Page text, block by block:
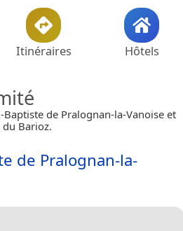
Itinéraires Hôtels
de Pralognan-la-Vanoise et
Barioz.
de Pralognan-la-